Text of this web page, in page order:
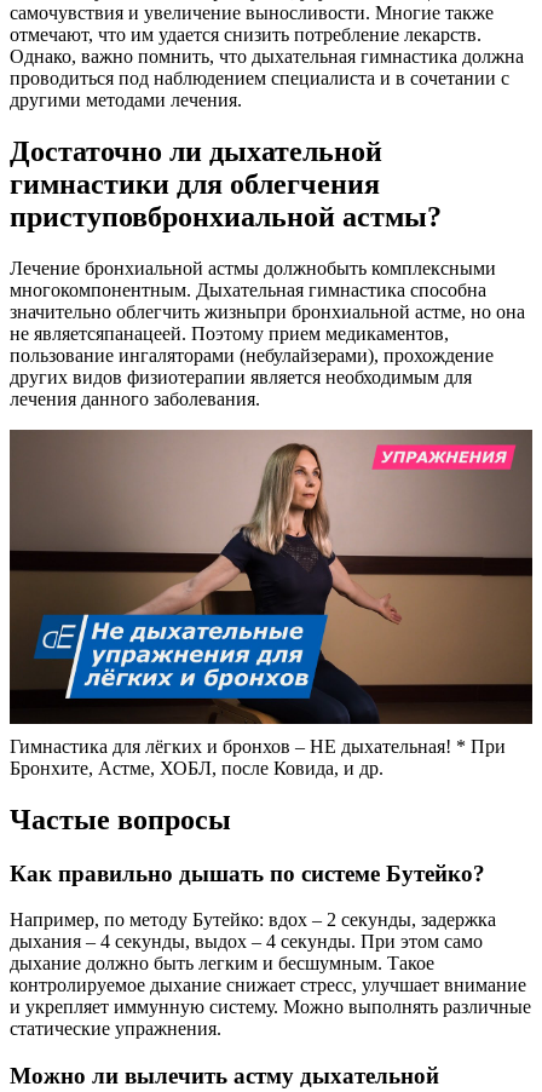
самочувствия и увеличение выносливости. Многие также
отмечают, что им удается снизить потребление лекарств.
Однако, важно помнить, что дыхательная гимнастика должна
проводиться под наблюдением специалиста и в сочетании с
другими методами лечения.
Достаточно ли дыхательной
гимнастики для облегчения
приступовбронхиальной астмы?
Лечение бронхиальной астмы должнобыть комплексными
многокомпонентным. Дыхательная гимнастика способна
значительно облегчить жизньпри бронхиальной астме, но она
не являетсяпанацеей. Поэтому прием медикаментов,
пользование ингаляторами (небулайзерами), прохождение
других видов физиотерапии является необходимым для
лечения данного заболевания.
Гимнастика для лёгких и бронхов – НЕ дыхательная! * При
Бронхите, Астме, ХОБЛ, после Ковида, и др.
Частые вопросы
Как правильно дышать по системе Бутейко?
Например, по методу Бутейко: вдох – 2 секунды, задержка
дыхания – 4 секунды, выдох – 4 секунды. При этом само
дыхание должно быть легким и бесшумным. Такое
контролируемое дыхание снижает стресс, улучшает внимание
и укрепляет иммунную систему. Можно выполнять различные
статические упражнения.
Можно ли вылечить астму дыхательной